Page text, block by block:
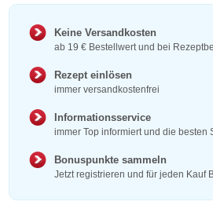
Keine Versandkosten
ab 19 € Bestellwert und bei
Rezept einlösen
immer versandkostenfrei
Informationsservice
immer Top informiert und die besten
Bonuspunkte sammeln
Jetzt registrieren und für jeden Kauf